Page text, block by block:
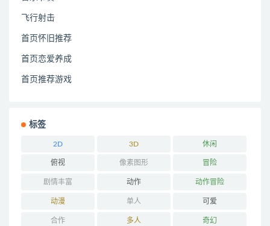
飞行射击
首页怀旧推荐
首页恋爱养成
首页推荐游戏
标签
2D 3D 休闲
俯视 像素图形 冒险
剧情丰富 动作 动作冒险
动漫 单人 可爱
合作 多人 奇幻